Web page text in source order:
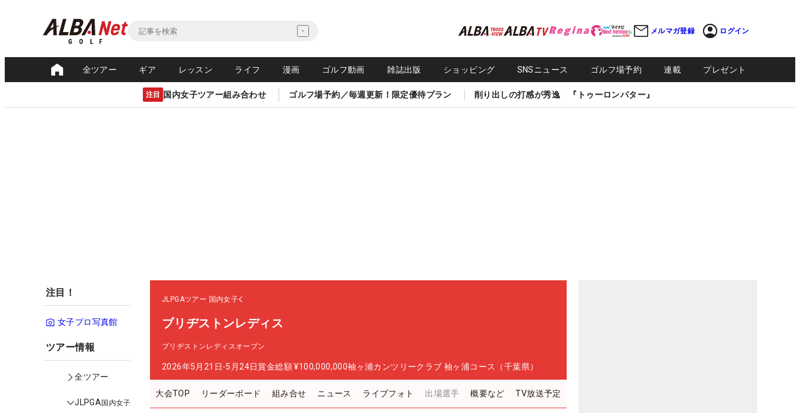
メルマガ登録 ログイン
全ツアー ギア レッスン ライフ 漫画 ゴルフ動画 雑誌出版 ショッピング SNSニュース ゴルフ場予約 連載 プレゼント
注目 国内女子ツアー組み合わせ ゴルフ場予約／毎週更新！限定優待プラン 削り出しの打感が秀逸 『トゥーロンパター』
注目！
女子プロ写真館
ツアー情報
全ツアー
JLPGA国内女子
JLPGAツアー 国内女子
ブリヂストンレディス
ブリヂストンレディスオープン
2026年5月21日-5月24日賞金総額 ¥100,000,000袖ヶ浦カンツリークラブ 袖ヶ浦コース（千葉県）
大会TOP リーダーボード 組み合せ ニュース ライブフォト 出場選手 概要など TV放送予定